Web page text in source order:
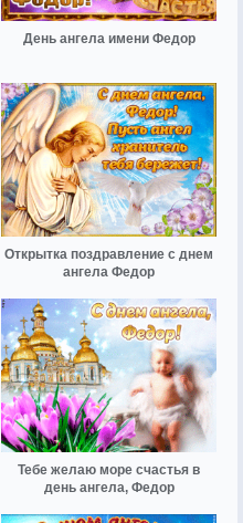
День ангела имени Федор
Открытка поздравление с днем
ангела Федор
Тебе желаю море счастья в
день ангела, Федор